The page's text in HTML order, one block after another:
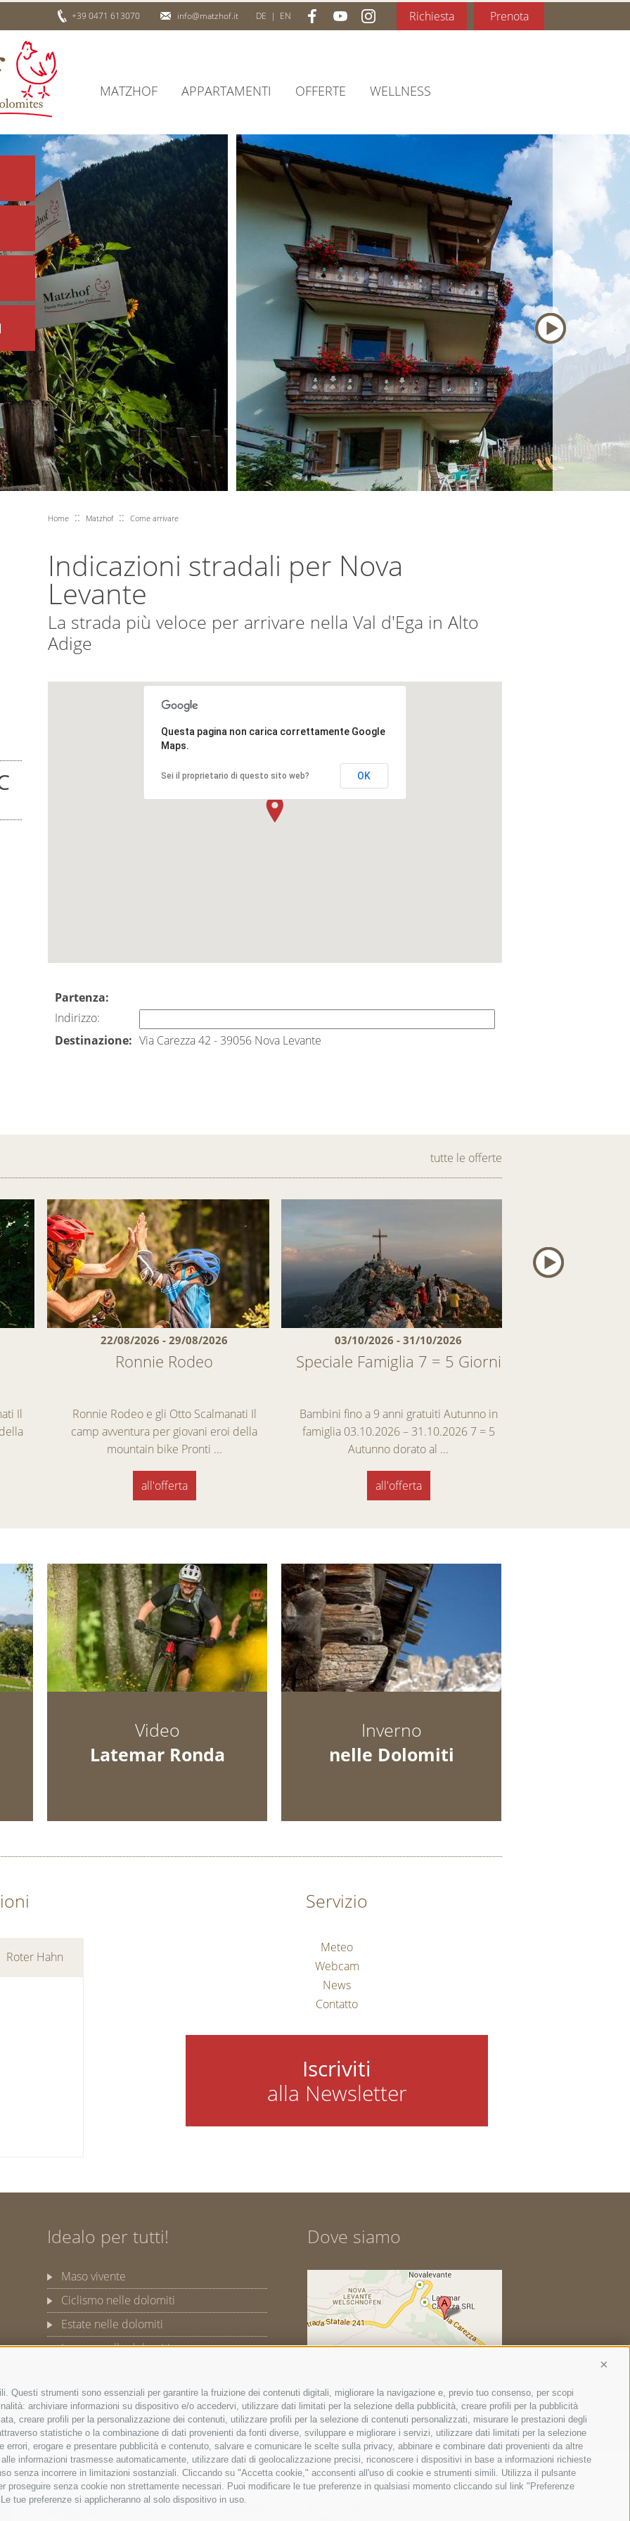
Questi strumenti sono essenziali per garantire la fruizione dei contenuti digitali, migliorare la navigazione e, previo tuo consenso, per scopi
archiviare informazioni su dispositivo e/o accedervi, utilizzare dati limitati per la selezione della pubblicità, creare profili per la pubblicità
creare profili per la personalizzazione dei contenuti, utilizzare profili per la selezione di contenuti personalizzati, misurare le prestazioni degli
statistiche o la combinazione di dati provenienti da fonti diverse, sviluppare e migliorare i servizi, utilizzare dati limitati per la selezione
erogare e presentare pubblicità e contenuto, salvare e comunicare le scelte sulla privacy, abbinare e combinare dati provenienti da altre
informazioni trasmesse automaticamente, utilizzare dati di geolocalizzazione precisi, riconoscere i dispositivi in base a informazioni richieste
senza incorrere in limitazioni sostanziali. Cliccando su "Accetta cookie," acconsenti all'uso di cookie e strumenti simili. Utilizza il pulsante
senza cookie non strettamente necessari. Puoi modificare le tue preferenze in qualsiasi momento cliccando sul link "Preferenze
tue preferenze si applicheranno al solo dispositivo in uso.
+39 0471 613070 info@matzhof.it DE | EN Richiesta Prenota
MATZHOF APPARTAMENTI OFFERTE WELLNESS
Home:: Matzhof:: Come arrivare
Indicazioni stradali per Nova
Levante
La strada più veloce per arrivare nella Val d'Ega in Alto
Adige
Questa pagina non carica correttamente Google
Maps.
Sei il proprietario di questo sito web? OK
Partenza:
Indirizzo:
Destinazione: Via Carezza 42 - 39056 Nova Levante
tutte le offerte
Il
22/08/2026 - 29/08/2026
Ronnie Rodeo
Ronnie Rodeo e gli Otto Scalmanati Il
camp avventura per giovani eroi della
mountain bike Pronti ...
all'offerta
03/10/2026 - 31/10/2026
Speciale Famiglia 7 = 5 Giorni
Bambini fino a 9 anni gratuiti Autunno in
famiglia 03.10.2026 – 31.10.2026 7 = 5
Autunno dorato al ...
all'offerta
Video
Latemar Ronda
Inverno
nelle Dolomiti
Roter Hahn
Servizio
Meteo
Webcam
News
Contatto
Iscriviti
alla Newsletter
Idealo per tutti!
Maso vivente
Ciclismo nelle dolomiti
Estate nelle dolomiti
Inverno nelle dolomiti
Dove siamo
PRIVACY PREFERENZE COOKIES